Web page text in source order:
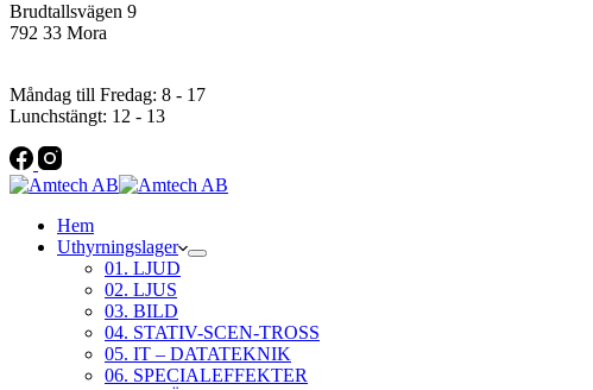
Brudtallsvägen 9
792 33 Mora
Måndag till Fredag: 8 - 17
Lunchstängt: 12 - 13
Hem
Uthyrningslager
01. LJUD
02. LJUS
03. BILD
04. STATIV-SCEN-TROSS
05. IT – DATATEKNIK
06. SPECIALEFFEKTER